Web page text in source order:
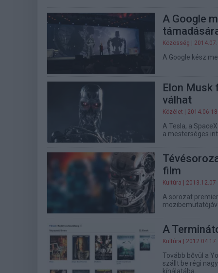
A Google
Közösség |
A Google kész
Elon Musk
válhat
Közélet |
A Tesla, a
a mesterséges
film
Kultúra | 2013.12.07
A sorozat
A
Kultúra | 2012.04.17
Tovább bővül a
szállt be régi
kínálatába.